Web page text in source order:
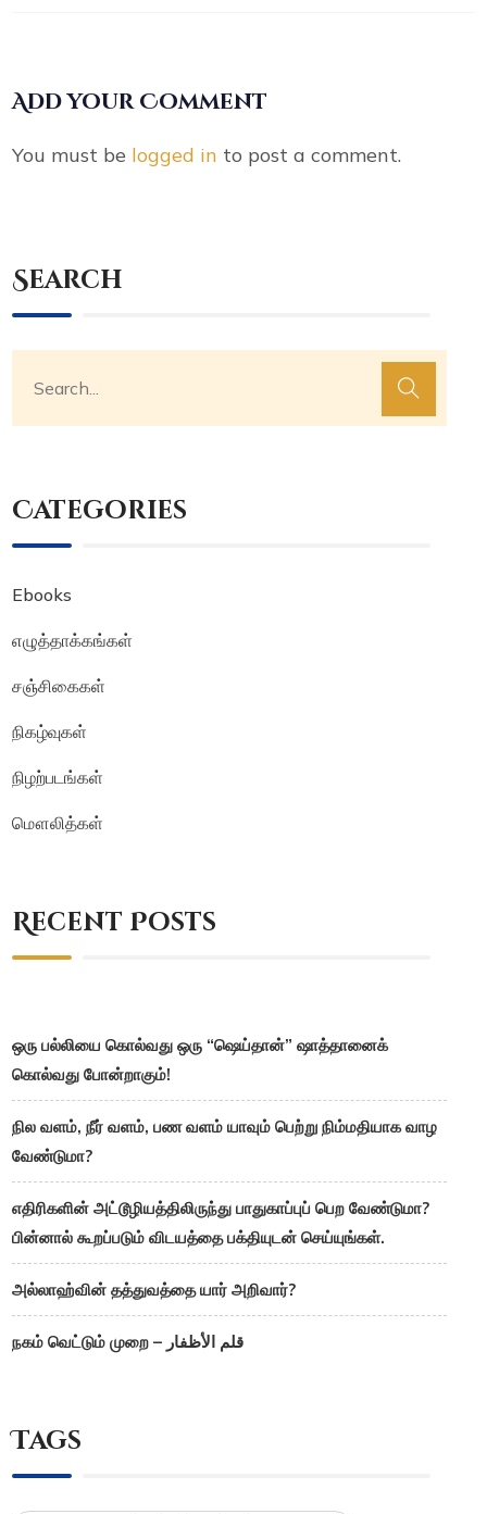
Add your Comment
You must be logged in to post a comment.
Search
Categories
Ebooks
எழுத்தாக்கங்கள்
சஞ்சிகைகள்
நிகழ்வுகள்
நிழற்படங்கள்
மௌலித்கள்
Recent Posts
ஒரு பல்லியை கொல்வது ஒரு “ஷெய்தான்” ஷாத்தானைக்
கொல்வது போன்றாகும்!
நில வளம், நீர் வளம், பண வளம் யாவும் பெற்று நிம்மதியாக வாழ
வேண்டுமா?
எதிரிகளின் அட்டூழியத்திலிருந்து பாதுகாப்புப் பெற வேண்டுமா?
பின்னால் கூறப்படும் விடயத்தை பக்தியுடன் செய்யுங்கள்.
அல்லாஹ்வின் தத்துவத்தை யார் அறிவார்?
நகம் வெட்டும் முறை – قلم الأظفار
Tags